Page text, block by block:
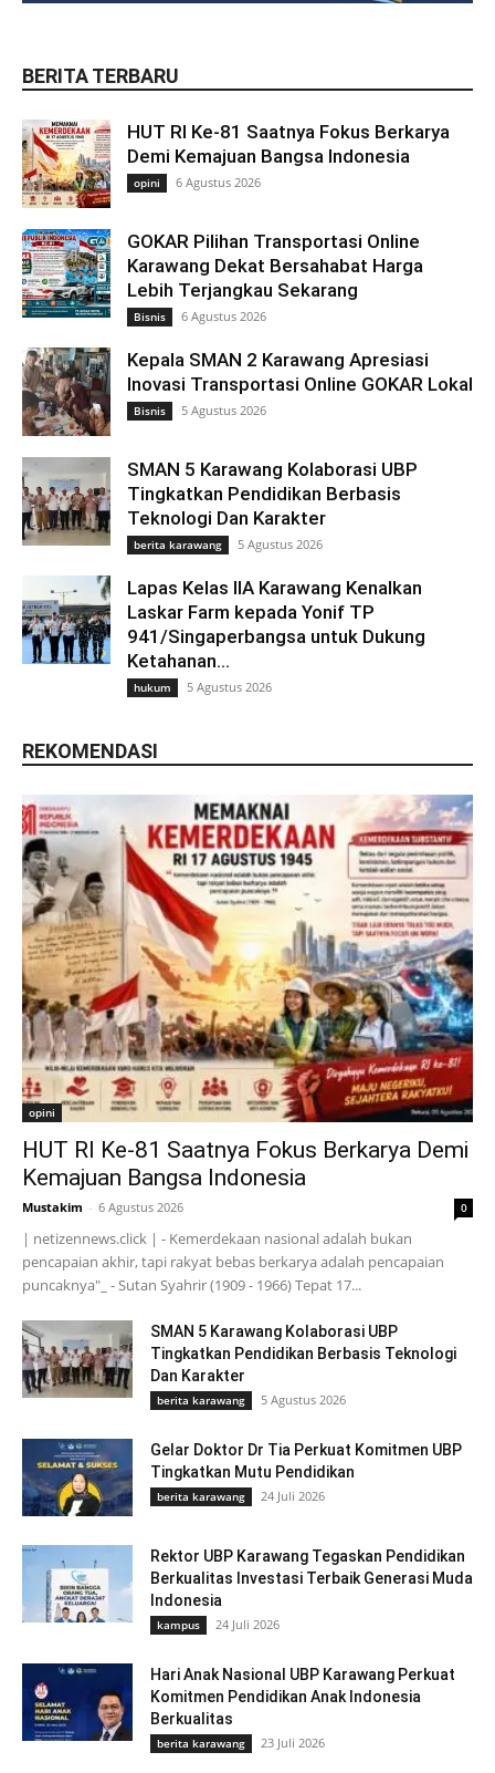
BERITA TERBARU
HUT RI Ke-81 Saatnya Fokus Berkarya
Demi Kemajuan Bangsa Indonesia
opini 6 Agustus 2026
GOKAR Pilihan Transportasi Online
Karawang Dekat Bersahabat Harga
Lebih Terjangkau Sekarang
Bisnis 6 Agustus 2026
Kepala SMAN 2 Karawang Apresiasi
Inovasi Transportasi Online GOKAR Lokal
Bisnis 5 Agustus 2026
SMAN 5 Karawang Kolaborasi UBP
Tingkatkan Pendidikan Berbasis
Teknologi Dan Karakter
berita karawang 5 Agustus 2026
Lapas Kelas IIA Karawang Kenalkan
Laskar Farm kepada Yonif TP
941/Singaperbangsa untuk Dukung
Ketahanan...
hukum 5 Agustus 2026
REKOMENDASI
opini
HUT RI Ke-81 Saatnya Fokus Berkarya Demi
Kemajuan Bangsa Indonesia
Mustakim - 6 Agustus 2026 0
| netizennews.click | - Kemerdekaan nasional adalah bukan
pencapaian akhir, tapi rakyat bebas berkarya adalah pencapaian
puncaknya"_ - Sutan Syahrir (1909 - 1966) Tepat 17...
SMAN 5 Karawang Kolaborasi UBP
Tingkatkan Pendidikan Berbasis Teknologi
Dan Karakter
berita karawang 5 Agustus 2026
Gelar Doktor Dr Tia Perkuat Komitmen UBP
Tingkatkan Mutu Pendidikan
berita karawang 24 Juli 2026
Rektor UBP Karawang Tegaskan Pendidikan
Berkualitas Investasi Terbaik Generasi Muda
Indonesia
kampus 24 Juli 2026
Hari Anak Nasional UBP Karawang Perkuat
Komitmen Pendidikan Anak Indonesia
Berkualitas
berita karawang 23 Juli 2026